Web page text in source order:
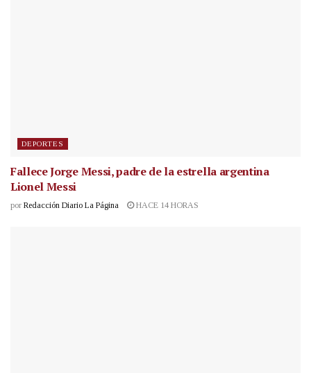
DEPORTES
Fallece Jorge Messi, padre de la estrella argentina
Lionel Messi
por Redacción Diario La Página HACE 14 HORAS